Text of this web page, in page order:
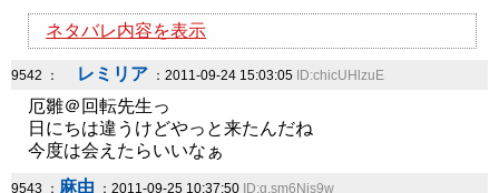
ネタバレ内容を表示
9542 ： レミリア ：2011-09-24 15:03:05 ID:chicUHlzuE
厄雛＠回転先生っ
日にちは違うけどやっと来たんだね
今度は会えたらいいなぁ
9543 ： 麻由 ：2011-09-25 10:37:50 ID:g.sm6Njs9w